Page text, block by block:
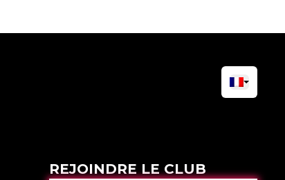
REJOINDRE LE CLUB